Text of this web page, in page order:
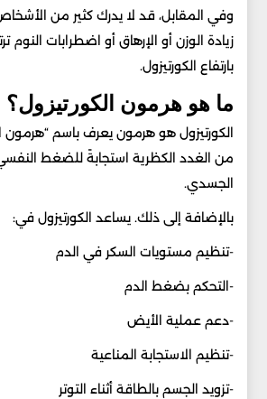
وفي المقابل، قد لا يدرك كثير من
زيادة الوزن أو الإرهاق أو اضطرابات النوم
بارتفاع الكورتيزول.
ما هو هرمون الكورتيزول؟
الكورتيزول هو هرمون يعرف باسم “هرمون
من الغدد الكظرية استجابةً للضغط
الجسدي.
بالإضافة إلى ذلك. يساعد الكورتيزول في:
-تنظيم مستويات السكر في الدم
-التحكم بضغط الدم
-دعم عملية الأيض
-تنظيم الاستجابة المناعية
-تزويد الجسم بالطاقة أثناء التوتر